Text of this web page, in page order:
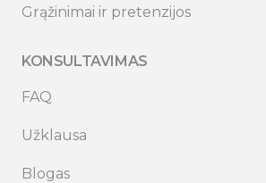
Grąžinimai ir pretenzijos
KONSULTAVIMAS
FAQ
Užklausa
Blogas